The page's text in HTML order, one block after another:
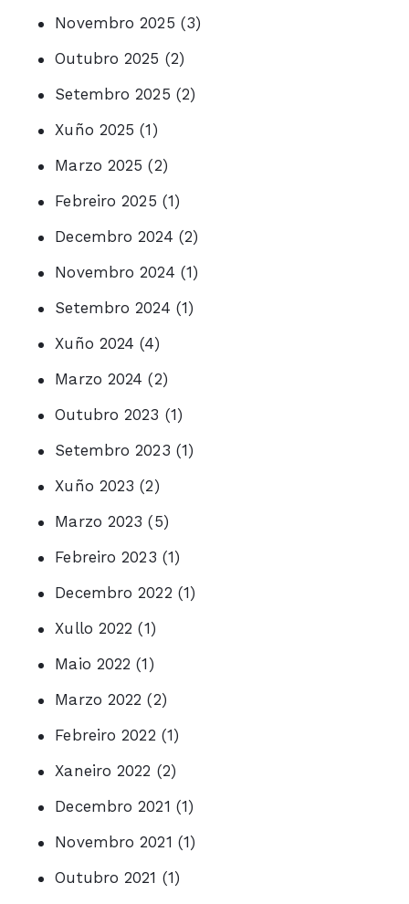
Novembro 2025 (3)
Outubro 2025 (2)
Setembro 2025 (2)
Xuño 2025 (1)
Marzo 2025 (2)
Febreiro 2025 (1)
Decembro 2024 (2)
Novembro 2024 (1)
Setembro 2024 (1)
Xuño 2024 (4)
Marzo 2024 (2)
Outubro 2023 (1)
Setembro 2023 (1)
Xuño 2023 (2)
Marzo 2023 (5)
Febreiro 2023 (1)
Decembro 2022 (1)
Xullo 2022 (1)
Maio 2022 (1)
Marzo 2022 (2)
Febreiro 2022 (1)
Xaneiro 2022 (2)
Decembro 2021 (1)
Novembro 2021 (1)
Outubro 2021 (1)